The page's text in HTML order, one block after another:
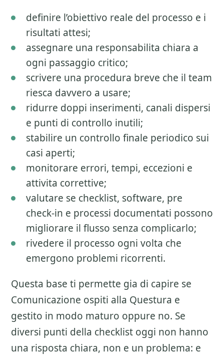
definire l’obiettivo reale del processo e i
risultati attesi;
assegnare una responsabilita chiara a
ogni passaggio critico;
scrivere una procedura breve che il team
riesca davvero a usare;
ridurre doppi inserimenti, canali dispersi
e punti di controllo inutili;
stabilire un controllo finale periodico sui
casi aperti;
monitorare errori, tempi, eccezioni e
attivita correttive;
valutare se checklist, software, pre
check-in e processi documentati possono
migliorare il flusso senza complicarlo;
rivedere il processo ogni volta che
emergono problemi ricorrenti.
Questa base ti permette gia di capire se
Comunicazione ospiti alla Questura e
gestito in modo maturo oppure no. Se
diversi punti della checklist oggi non hanno
una risposta chiara, non e un problema: e